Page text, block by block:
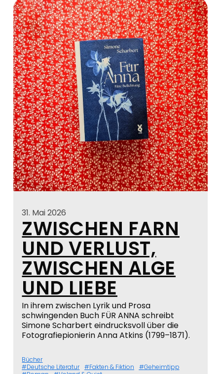
31. Mai 2026
ZWISCHEN FARN
UND VERLUST,
ZWISCHEN ALGE
UND LIEBE
In ihrem zwischen Lyrik und Prosa
schwingenden Buch FÜR ANNA schreibt
Simone Scharbert eindrucksvoll über die
Fotografiepionierin Anna Atkins (1799–1871).
Bücher
Deutsche Literatur
Fakten & Fiktion
Geheimtipp